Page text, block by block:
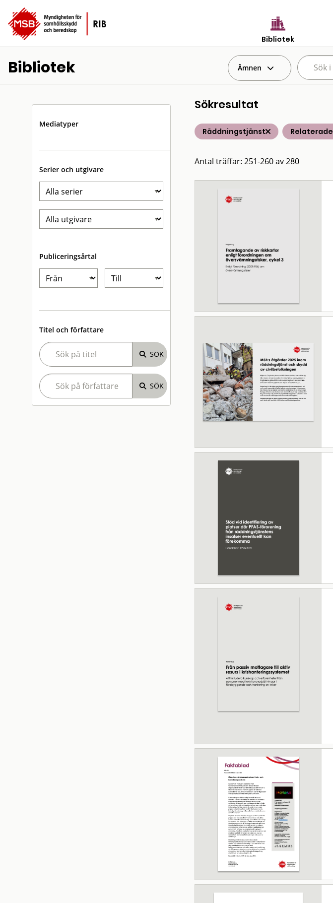
Bibliotek
Bibliotek Ämnen
Mediatyper
Serier och utgivare
Publiceringsårtal
Titel och författare
Sökresultat
Räddningstjänst Relaterade
Antal träffar: 251-260 av 280